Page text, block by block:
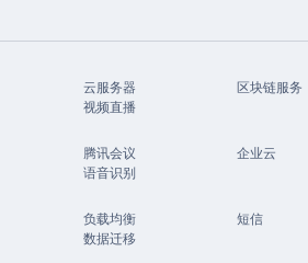
云服务器 区块链服务
视频直播
腾讯会议 企业云
语音识别
负载均衡 短信
数据迁移